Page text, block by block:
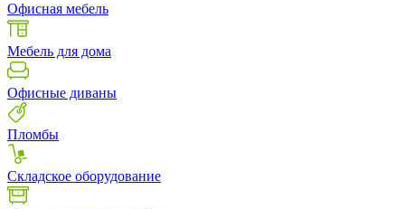
Офисная мебель
Мебель для дома
Офисные диваны
Пломбы
Складское оборудование